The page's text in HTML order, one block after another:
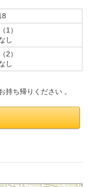
1）
し
2）
し
持ち帰りください 。